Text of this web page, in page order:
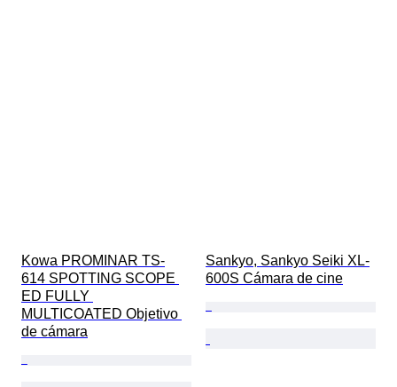
Kowa PROMINAR TS-
614 SPOTTING SCOPE
ED FULLY
MULTICOATED Objetivo
de cámara
Sankyo, Sankyo Seiki XL-
600S Cámara de cine